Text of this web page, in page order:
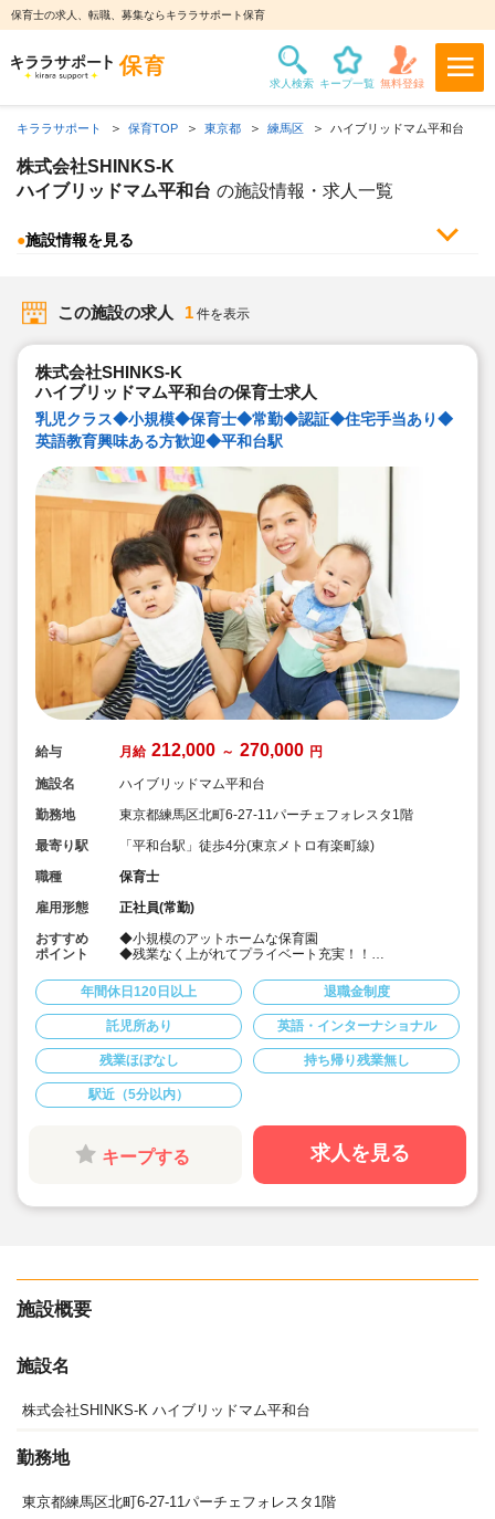
保育士の求人、転職、募集ならキララサポート保育
キララサポート 保育TOP 東京都 練馬区 ハイブリッドマム平和台
株式会社SHINKS-K
ハイブリッドマム平和台 の施設情報・求人一覧
●施設情報を見る
この施設の求人 1 件を表示
株式会社SHINKS-K
ハイブリッドマム平和台の保育士求人
乳児クラス◆小規模◆保育士◆常勤◆認証◆住宅手当あり◆
英語教育興味ある方歓迎◆平和台駅
給与 月給 212,000 ～ 270,000 円
施設名
ハイブリッドマム平和台
勤務地
東京都練馬区北町6-27-11パーチェフォレスタ1階
最寄り駅
「平和台駅」徒歩4分(東京メトロ有楽町線)
職種
保育士
雇用形態
正社員(常勤)
おすすめ
ポイント
◆小規模のアットホームな保育園
◆残業なく上がれてプライベート充実！！
も大丈夫です）
◆小規模ながら０才～１才児にも外国語の先生による英
語クラスや体操教室など実施
◆コミュニケーションを大切にしており「物事はみんな
で相談しながら進める」を基本姿勢としています。
◆風とおし良く年齢に関係なく意見の言いやすい職場環
境です。
◆残業時間が少なく、持ち帰り業務もありません！
◆年間休日123日でお休みも多めです。
◆残業もほとんどありません。
◆時短勤務・育児休暇などの制度も利用しやすく、ライ
フスタイルが変化しても長く続けていける環境です。
◆新入社員にも丁寧に指導して頂けます。研修制度もキ
ャリア毎に充実。保育力とマネジメント力を段階ごとに
年間休日120日以上 退職金制度
託児所あり 英語・インターナショナル
残業ほぼなし 持ち帰り残業無し
駅近（5分以内）
キープする 求人を見る
施設概要
施設名
株式会社SHINKS-K ハイブリッドマム平和台
勤務地
東京都練馬区北町6-27-11パーチェフォレスタ1階